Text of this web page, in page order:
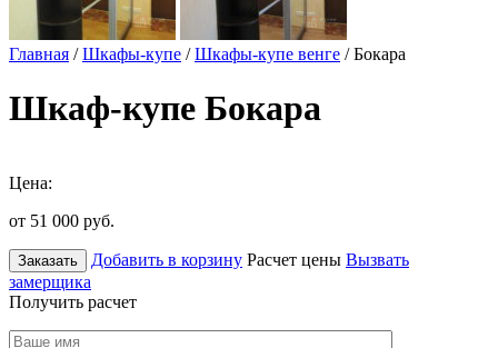
Главная /Шкафы-купе /Шкафы-купе венге / Бокара
Шкаф-купе Бокара
Цена:
от 51 000 руб.
Заказать Добавить в корзину Расчет цены Вызвать
замерщика
Получить расчет